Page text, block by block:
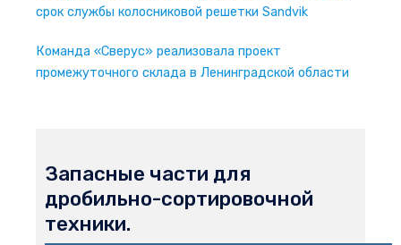
срок службы колосниковой решетки Sandvik
Команда «Сверус» реализовала проект
промежуточного склада в Ленинградской области
Запасные части для
дробильно-сортировочной
техники.